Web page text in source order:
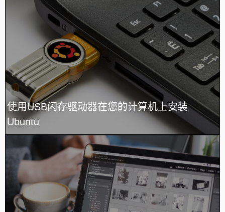
使用USB闪存驱动器在您的计算机上安装
Ubuntu